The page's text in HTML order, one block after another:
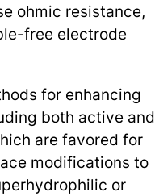
ohmic resistance,
free electrode
for enhancing
both active and
are favored for
modifications to
or